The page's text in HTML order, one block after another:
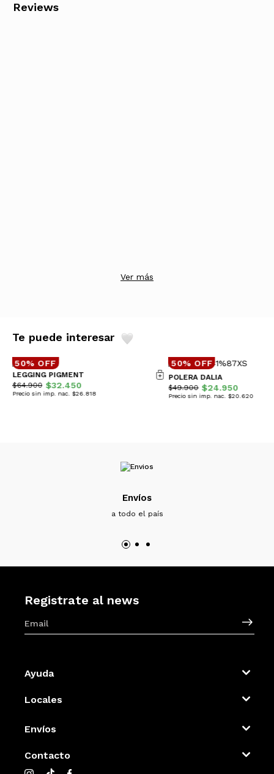
Reviews
Ver más
Te puede interesar
50% OFF
LEGGING PIGMENT
$64.900 $32.450
Precio sin imp. nac. $26.818
50% OFF
POLERA DALIA
$49.900 $24.950
Precio sin imp. nac. $20.620
Envíos
a todo el país
Registrate al news
Ayuda
Locales
Envíos
Contacto